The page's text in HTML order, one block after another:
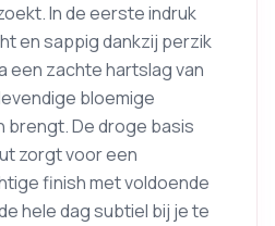
In de eerste indruk
en sappig dankzij perzik
een zachte hartslag van
bloemige
brengt. De droge basis
zorgt voor een
finish met voldoende
hele dag subtiel bij je te